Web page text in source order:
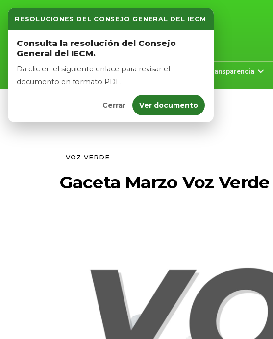
RESOLUCIONES DEL CONSEJO GENERAL DEL IECM
Consulta la resolución del Consejo
General del IECM.
Da clic en el siguiente enlace para revisar el
documento en formato PDF.
Cerrar Ver documento
Inicio Nosotros Logros Noticias Transparencia
Inicio
Nosotros
Afíliate
Eventos
VOZ VERDE
Gaceta Marzo Voz